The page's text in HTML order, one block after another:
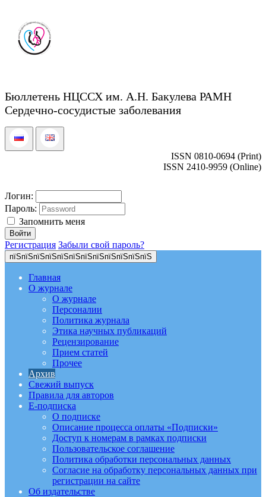
Бюллетень НЦССХ им. А.Н. Бакулева РАМН
Сердечно-сосудистые заболевания
ISSN 0810-0694 (Print)
ISSN 2410-9959 (Online)
Логин:
Пароль:
Запомнить меня
Регистрация Забыли свой пароль?
пїЅпїЅпїЅпїЅпїЅпїЅпїЅпїЅпїЅпїЅпїЅпїЅ
Главная
О журнале
О журнале
Персоналии
Политика журнала
Этика научных публикаций
Рецензирование
Прием статей
Прочее
Архив
Свежий выпуск
Правила для авторов
E-подписка
О подписке
Описание процесса оплаты «Подписки»
Доступ к номерам в рамках подписки
Пользовательское соглашение
Политика обработки персональных данных
Согласие на обработку персональных данных при
регистрации на сайте
Об издательстве